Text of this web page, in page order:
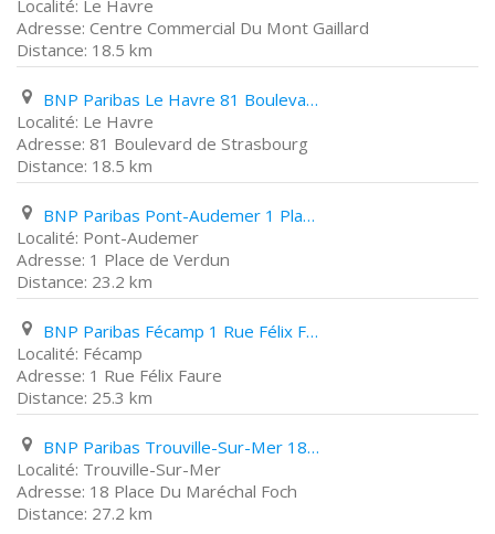
Le Havre
Centre Commercial Du Mont Gaillard
18.5 km
BNP Paribas Le Havre 81 Boulevard de Strasbourg
Le Havre
81 Boulevard de Strasbourg
18.5 km
BNP Paribas Pont-Audemer 1 Place de Verdun
Pont-Audemer
1 Place de Verdun
23.2 km
BNP Paribas Fécamp 1 Rue Félix Faure
Fécamp
1 Rue Félix Faure
25.3 km
BNP Paribas Trouville-Sur-Mer 18 Place Du Maréchal Foch
Trouville-Sur-Mer
18 Place Du Maréchal Foch
27.2 km